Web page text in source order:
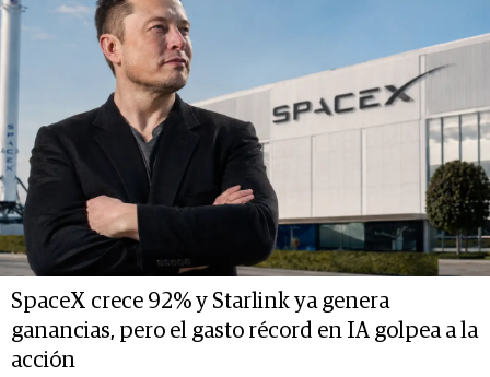
SpaceX crece 92% y Starlink ya genera
ganancias, pero el gasto récord en IA golpea a la
acción